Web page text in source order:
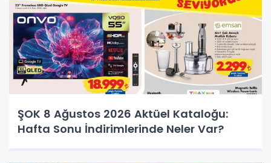
ŞOK 8 Ağustos 2026 Aktüel Kataloğu:
Hafta Sonu İndirimlerinde Neler Var?